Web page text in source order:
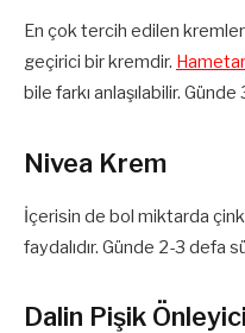
En çok tercih edilen
geçirici bir kremdir.
bile farkı anlaşılabilir.
Nivea Krem
İçerisin de bol miktarda
faydalıdır. Günde 2-3 defa
Dalin Pişik